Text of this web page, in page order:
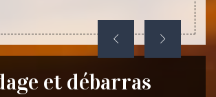
et débarras